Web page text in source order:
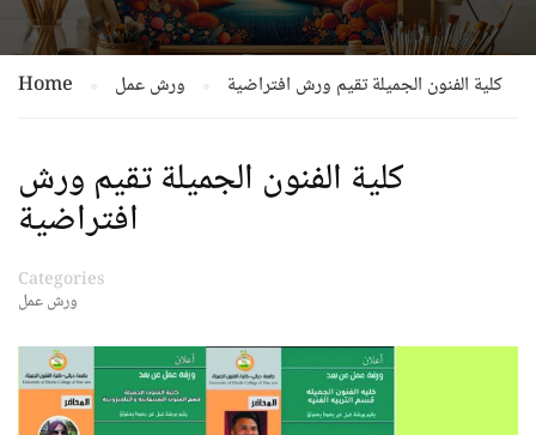
Home ورش عمل كلية الفنون الجميلة تقيم ورش افتراضية
كلية الفنون الجميلة تقيم ورش
افتراضية
Categories
ورش عمل